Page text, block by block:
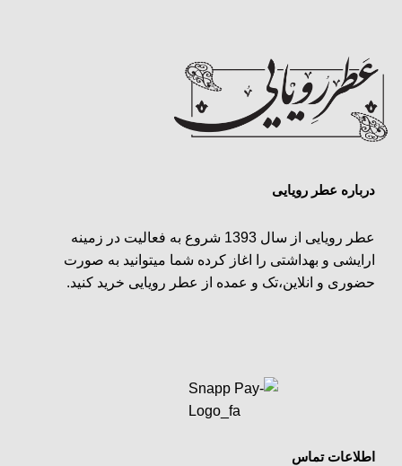
درباره عطر رویایی
عطر رویایی از سال 1393 شروع به فعالیت در زمینه
ارایشی و بهداشتی را اغاز کرده شما میتوانید به صورت
حضوری و انلاین،تک و عمده از عطر رویایی خرید کنید.
اطلاعات تماس